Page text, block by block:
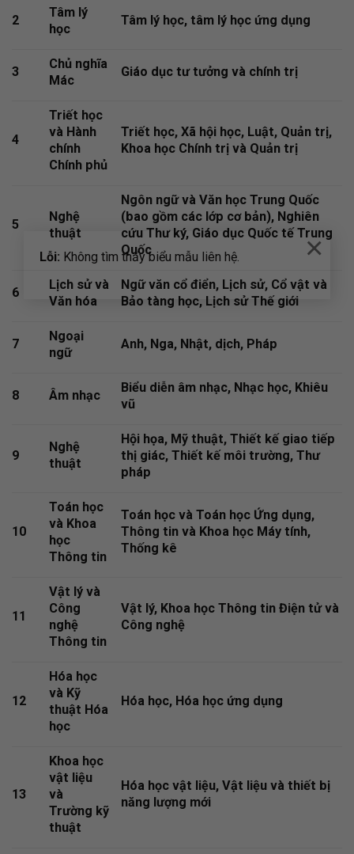
Lỗi: Không tìm thấy biểu mẫu liên hệ. ×
2
Tâm lý
học
Tâm lý học, tâm lý học ứng dụng
3
Chủ nghĩa
Mác
Giáo dục tư tưởng và chính trị
4
Triết học
và Hành
chính
Chính phủ
Triết học, Xã hội học, Luật, Quản trị,
Khoa học Chính trị và Quản trị
5
Nghệ
thuật
Ngôn ngữ và Văn học Trung Quốc
(bao gồm các lớp cơ bản), Nghiên
cứu Thư ký, Giáo dục Quốc tế Trung
Quốc
6
Lịch sử và
Văn hóa
Ngữ văn cổ điển, Lịch sử, Cổ vật và
Bảo tàng học, Lịch sử Thế giới
7
Ngoại
ngữ
Anh, Nga, Nhật, dịch, Pháp
8 Âm nhạc
Biểu diễn âm nhạc, Nhạc học, Khiêu
vũ
9
Nghệ
thuật
Hội họa, Mỹ thuật, Thiết kế giao tiếp
thị giác, Thiết kế môi trường, Thư
pháp
10
Toán học
và Khoa
học
Thông tin
Toán học và Toán học Ứng dụng,
Thông tin và Khoa học Máy tính,
Thống kê
11
Vật lý và
Công
nghệ
Thông tin
Vật lý, Khoa học Thông tin Điện tử và
Công nghệ
12
Hóa học
và Kỹ
thuật Hóa
học
Hóa học, Hóa học ứng dụng
13
Khoa học
vật liệu
và
Trường kỹ
thuật
Hóa học vật liệu, Vật liệu và thiết bị
năng lượng mới